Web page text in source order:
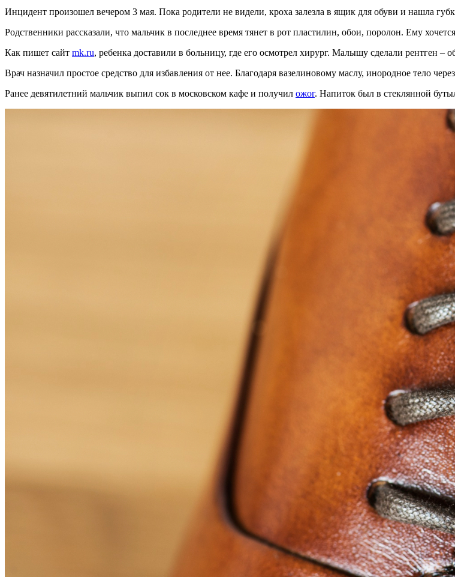
Инцидент произошел вечером 3 мая. Пока родители не видели, кроха залезла в ящик для обуви и нашла
Родственники рассказали, что мальчик в последнее время тянет в рот пластилин, обои, поролон. Ему
Как пишет сайт mk.ru, ребенка доставили в больницу, где его осмотрел хирург. Малышу сделали рентген –
Врач назначил простое средство для избавления от нее. Благодаря вазелиновому маслу, инородное тело
Ранее девятилетний мальчик выпил сок в московском кафе и получил ожог. Напиток был в стеклянной